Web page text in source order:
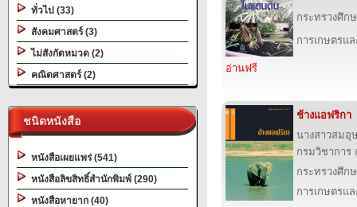
ทั่วไป (33)
สังคมศาสตร์ (3)
ไม่สังกัดหมวด (2)
คณิตศาสตร์ (2)
ชนิดหนังสือ
หนังสือเผยแพร่ (541)
หนังสือลิขสิทธิ์สำนักพิมพ์ (290)
หนังสือหายาก (40)
กระทรวงศึก
การเกษตรแ
อ่านฟรี
ช้างแอฟริกา
นางสาวสม
กรมวิชาการ
กระทรวงศึก
การเกษตรแ